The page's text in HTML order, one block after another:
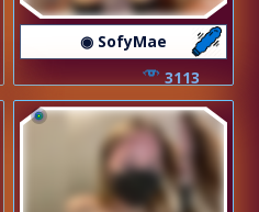
◉ SofyMae
3113